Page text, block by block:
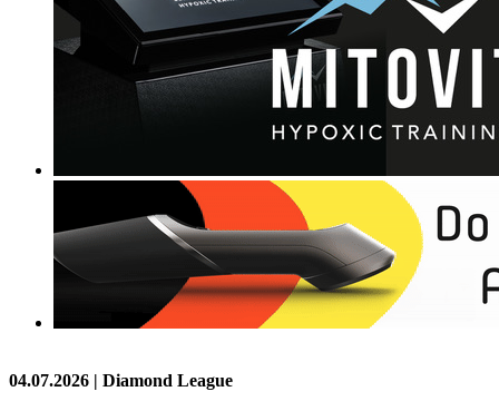
04.07.2026 | Diamond League